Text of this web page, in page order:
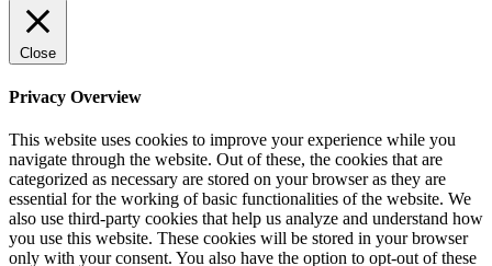
Close
Privacy Overview
This website uses cookies to improve your experience while you
navigate through the website. Out of these, the cookies that are
categorized as necessary are stored on your browser as they are
essential for the working of basic functionalities of the website. We
also use third-party cookies that help us analyze and understand how
you use this website. These cookies will be stored in your browser
only with your consent. You also have the option to opt-out of these